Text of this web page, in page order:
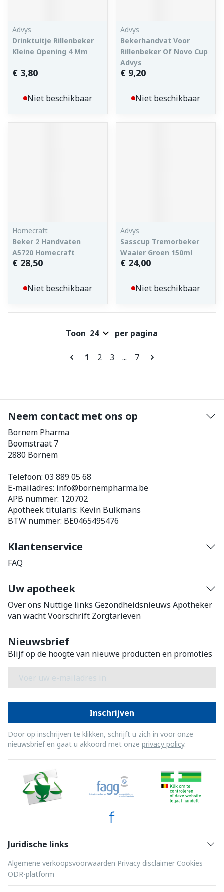
Advys
Drinktuitje Rillenbeker
Kleine Opening 4 Mm
€ 3,80
Niet beschikbaar
Advys
Bekerhandvat Voor
Rillenbeker Of Novo Cup
Advys
€ 9,20
Niet beschikbaar
Homecraft
Beker 2 Handvaten
A5720 Homecraft
€ 28,50
Niet beschikbaar
Advys
Sasscup Tremorbeker
Waaier Groen 150ml
€ 24,00
Niet beschikbaar
Pagina's
U lees momenteel pagina
1 Pagina
2 Pagina
3 ... Pagina
7
Toon per pagina
Neem contact met ons op
Bornem Pharma
Boomstraat 7
2880 Bornem
Telefoon: 03 889 05 68
E-mailadres: info@bornempharma.be
APB nummer: 120702
Apotheek titularis: Kevin Bulkmans
BTW nummer: BE0465495476
Klantenservice
FAQ
Uw apotheek
Over ons Nuttige links Gezondheidsnieuws Apotheker
van wachtVoorschrift Zorgtarieven
Nieuwsbrief
Blijf op de hoogte van nieuwe producten en promoties
Inschrijven
Door op inschrijven te klikken, schrijft u zich in voor onze
nieuwsbrief en gaat u akkoord met onze privacy policy.
Juridische links
Algemene verkoopsvoorwaarden Privacy disclaimer Cookies
ODR-platform